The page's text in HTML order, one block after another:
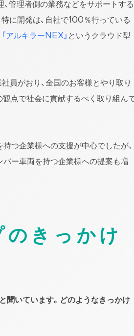
、管理者側の業務などをサポートする
に開発は、自社で100％行っている
「アルキラーNEX」 というクラウド型
社員がおり、全国のお客様とやり取り
観点で社会に貢献するべく取り組ん
つ企業様への支援が中心でしたが、
バー車両を持つ企業様への提案も増
きっかけ
聞いています。どのようなきっかけ